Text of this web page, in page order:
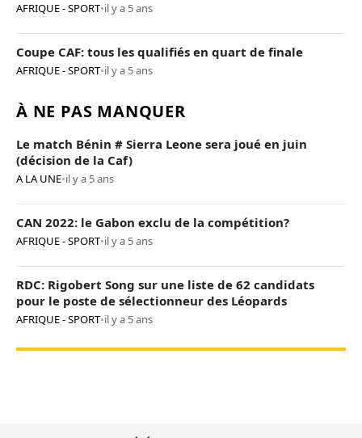
AFRIQUE - SPORT•il y a 5 ans
Coupe CAF: tous les qualifiés en quart de finale
AFRIQUE - SPORT•il y a 5 ans
À NE PAS MANQUER
Le match Bénin # Sierra Leone sera joué en juin
(décision de la Caf)
A LA UNE•il y a 5 ans
CAN 2022: le Gabon exclu de la compétition?
AFRIQUE - SPORT•il y a 5 ans
RDC: Rigobert Song sur une liste de 62 candidats
pour le poste de sélectionneur des Léopards
AFRIQUE - SPORT•il y a 5 ans